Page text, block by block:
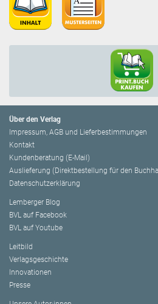
Über den Verlag
Impressum, AGB und Lieferbestimmungen
Kontakt
Kundenberatung (E-Mail)
Auslieferung (Direktbestellung für den
Datenschutzerklärung
Lemberger Blog
BVL auf Facebook
BVL auf Youtube
Leitbild
Verlagsgeschichte
Innovationen
Presse